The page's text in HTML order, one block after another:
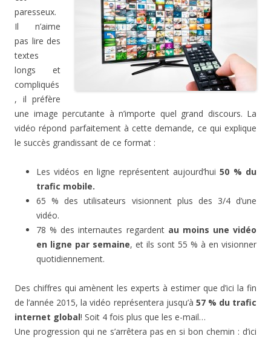
paresseux.
Il n’aime
pas lire des
textes
longs et
compliqués
, il préfère
une image percutante à n’importe quel grand discours. La
vidéo répond parfaitement à cette demande, ce qui explique
le succès grandissant de ce format :
Les vidéos en ligne représentent aujourd’hui 50 % du
trafic mobile.
65 % des utilisateurs visionnent plus des 3/4 d’une
vidéo.
78 % des internautes regardent au moins une vidéo
en ligne par semaine, et ils sont 55 % à en visionner
quotidiennement.
Des chiffres qui amènent les experts à estimer que d’ici la fin
de l’année 2015, la vidéo représentera jusqu’à 57 % du trafic
internet global! Soit 4 fois plus que les e-mail…
Une progression qui ne s’arrêtera pas en si bon chemin : d’ici